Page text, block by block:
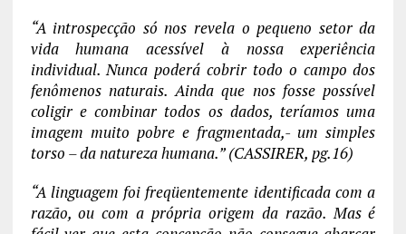
“A introspecção só nos revela o pequeno setor da
vida humana acessível à nossa experiência
individual. Nunca poderá cobrir todo o campo dos
fenômenos naturais. Ainda que nos fosse possível
coligir e combinar todos os dados, teríamos uma
imagem muito pobre e fragmentada,- um simples
torso – da natureza humana.” (CASSIRER, pg.16)
“A linguagem foi freqüentemente identificada com a
razão, ou com a própria origem da razão. Mas é